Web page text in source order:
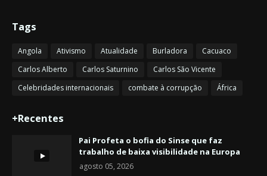
Tags
Angola Ativismo Atualidade Burladora
Cacuaco
Carlos Alberto
Carlos Saturnino
Carlos São Vicente
Celebridades internacionais
combate à corrupção África
+Recentes
Pai Profeta o bofia do Sinse que faz
trabalho de baixa visibilidade na Europa
agosto 05, 2026